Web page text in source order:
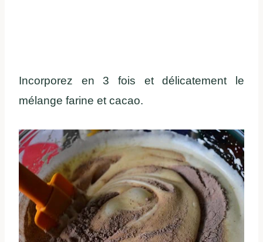
Incorporez en 3 fois et délicatement le
mélange farine et cacao.